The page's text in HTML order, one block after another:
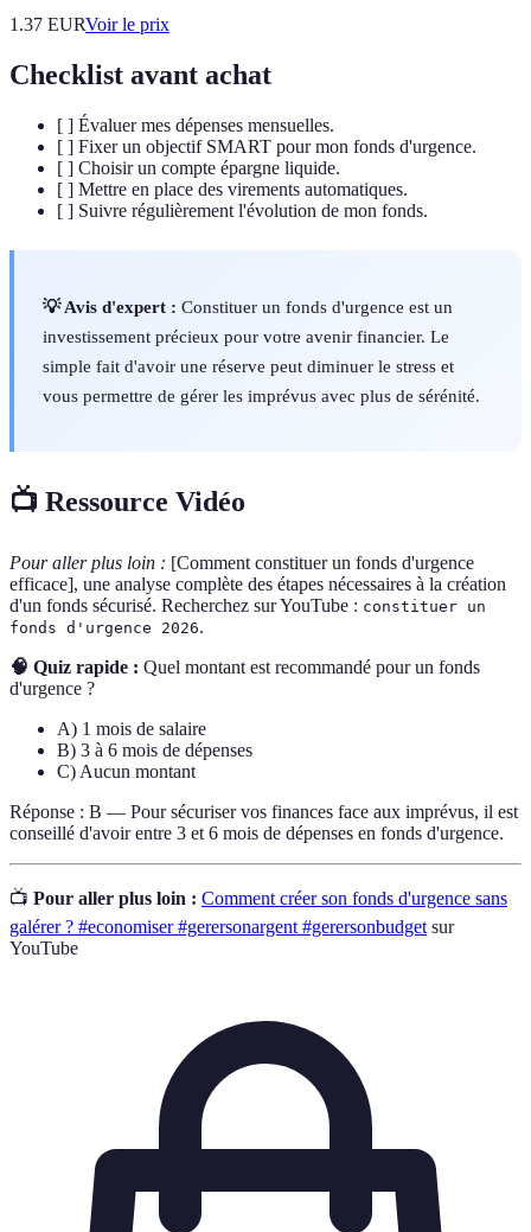
1.37 EURVoir le prix
Checklist avant achat
[ ] Évaluer mes dépenses mensuelles.
[ ] Fixer un objectif SMART pour mon fonds d'urgence.
[ ] Choisir un compte épargne liquide.
[ ] Mettre en place des virements automatiques.
[ ] Suivre régulièrement l'évolution de mon fonds.
💡 Avis d'expert : Constituer un fonds d'urgence est un
investissement précieux pour votre avenir financier. Le
simple fait d'avoir une réserve peut diminuer le stress et
vous permettre de gérer les imprévus avec plus de sérénité.
📺 Ressource Vidéo
Pour aller plus loin : [Comment constituer un fonds d'urgence
efficace], une analyse complète des étapes nécessaires à la création
d'un fonds sécurisé. Recherchez sur YouTube : constituer un
fonds d'urgence 2026.
🧠 Quiz rapide : Quel montant est recommandé pour un fonds
d'urgence ?
A) 1 mois de salaire
B) 3 à 6 mois de dépenses
C) Aucun montant
Réponse : B — Pour sécuriser vos finances face aux imprévus, il est
conseillé d'avoir entre 3 et 6 mois de dépenses en fonds d'urgence.
📺 Pour aller plus loin : Comment créer son fonds d'urgence sans
galérer ? #economiser #gerersonargent #gerersonbudget sur
YouTube